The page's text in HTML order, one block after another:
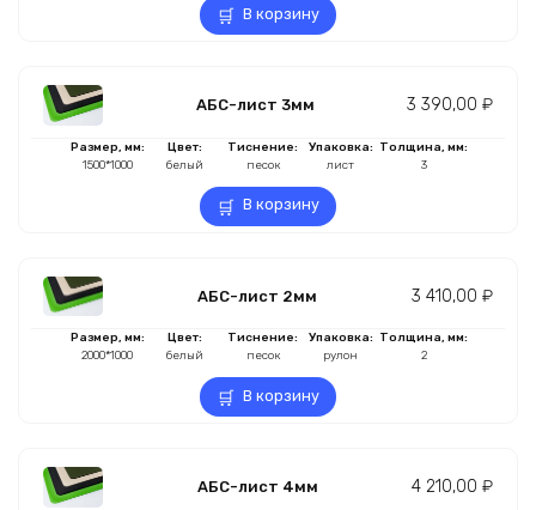
В корзину
АБС-лист 3мм 3 390,00 ₽
Размер, мм:
1500*1000
Цвет:
белый
Тиснение:
песок
Упаковка:
лист
Толщина, мм:
3
В корзину
АБС-лист 2мм 3 410,00 ₽
Размер, мм:
2000*1000
Цвет:
белый
Тиснение:
песок
Упаковка:
рулон
Толщина, мм:
2
В корзину
АБС-лист 4мм 4 210,00 ₽